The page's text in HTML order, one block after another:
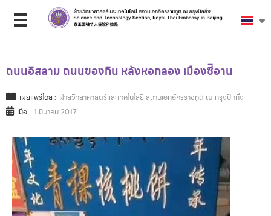
ถนนอิสลาม ถนนของกิน หลังหอกลอง เมืองซีิอาน
เผยแพร่โดย : ฝ่ายวิทยาศาสตร์และเทคโนโลยี สถานเอกอัครราชทูต ณ กรุงปักกิ่ง
เมื่อ : 1 มีนาคม 2017